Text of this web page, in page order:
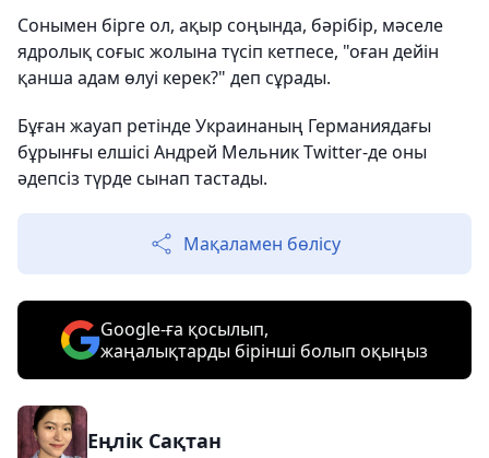
Сонымен бірге ол, ақыр соңында, бәрібір, мәселе
ядролық соғыс жолына түсіп кетпесе, "оған дейін
қанша адам өлуі керек?" деп сұрады.
Бұған жауап ретінде Украинаның Германиядағы
бұрынғы елшісі Андрей Мельник Twitter-де оны
әдепсіз түрде сынап тастады.
Мақаламен бөлісу
Google-ға қосылып,
жаңалықтарды бірінші болып оқыңыз
Еңлік Сақтан